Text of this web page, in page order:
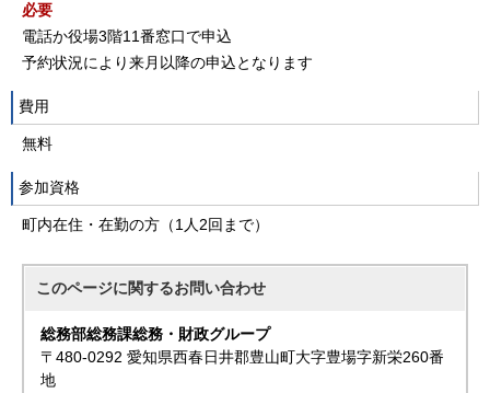
必要
電話か役場3階11番窓口で申込
予約状況により来月以降の申込となります
費用
無料
参加資格
町内在住・在勤の方（1人2回まで）
このページに関するお問い合わせ
総務部総務課総務・財政グループ
〒480-0292 愛知県西春日井郡豊山町大字豊場字新栄260番
地